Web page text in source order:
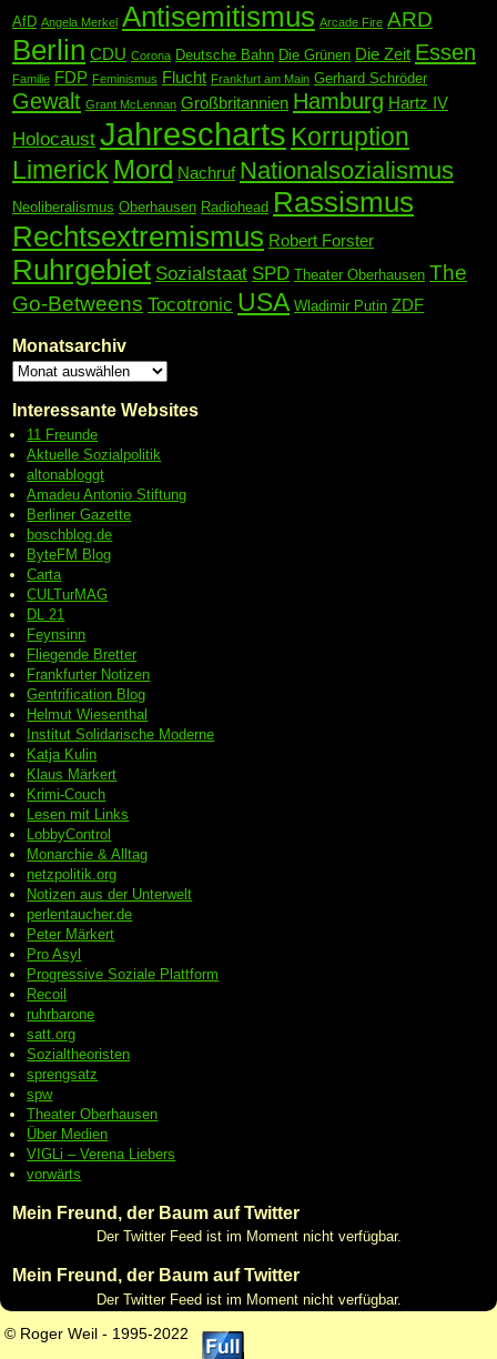
AfD Angela Merkel Antisemitismus Arcade Fire ARD
Berlin CDU Corona Deutsche Bahn Die Grünen Die Zeit Essen
Familie FDP Feminismus Flucht Frankfurt am Main Gerhard Schröder
Gewalt Grant McLennan Großbritannien Hamburg Hartz IV
Holocaust Jahrescharts Korruption
Limerick Mord Nachruf Nationalsozialismus
Neoliberalismus Oberhausen Radiohead Rassismus
Rechtsextremismus Robert Forster
Ruhrgebiet Sozialstaat SPD Theater Oberhausen The
Go-Betweens Tocotronic USA Wladimir Putin ZDF
Monatsarchiv
Interessante Websites
11 Freunde
Aktuelle Sozialpolitik
altonabloggt
Amadeu Antonio Stiftung
Berliner Gazette
boschblog.de
ByteFM Blog
Carta
CULTurMAG
DL 21
Feynsinn
Fliegende Bretter
Frankfurter Notizen
Gentrification Blog
Helmut Wiesenthal
Institut Solidarische Moderne
Katja Kulin
Klaus Märkert
Krimi-Couch
Lesen mit Links
LobbyControl
Monarchie & Alltag
netzpolitik.org
Notizen aus der Unterwelt
perlentaucher.de
Peter Märkert
Pro Asyl
ProgressiveSoziale Plattform
Recoil
ruhrbarone
satt.org
Sozialtheoristen
sprengsatz
spw
Theater Oberhausen
Über Medien
VIGLi – Verena Liebers
vorwärts
Mein Freund, der Baum auf Twitter
Der Twitter Feed ist im Moment nicht verfügbar.
Mein Freund, der Baum auf Twitter
Der Twitter Feed ist im Moment nicht verfügbar.
© Roger Weil - 1995-2022